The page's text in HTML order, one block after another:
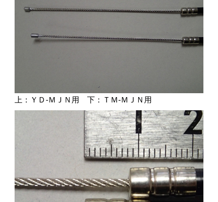
上：ＹＤ-ＭＪＮ用 下：ＴＭ-ＭＪＮ用